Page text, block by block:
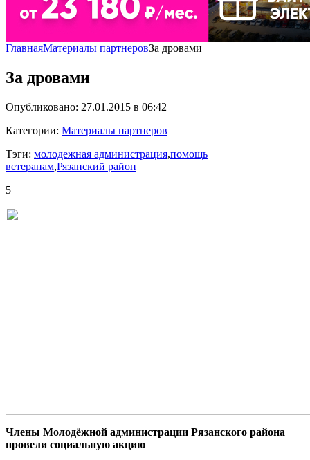
ГлавнаяМатериалы партнеровЗа дровами
За дровами
Опубликовано: 27.01.2015 в 06:42
Категории: Материалы партнеров
Тэги: молодежная администрация,помощь
ветеранам,Рязанский район
5
Члены Молодёжной администрации Рязанского района
провели социальную акцию